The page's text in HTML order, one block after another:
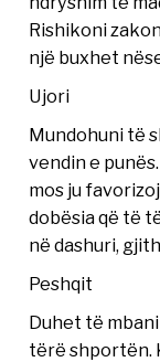
Rishikoni
një buxhet
Ujori
Mundohuni të
vendin e
mos ju
dobësia që të
në dashuri,
Peshqit
Duhet të
tërë shportën.